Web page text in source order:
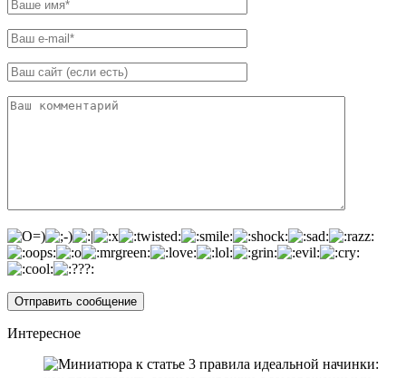
Интересное